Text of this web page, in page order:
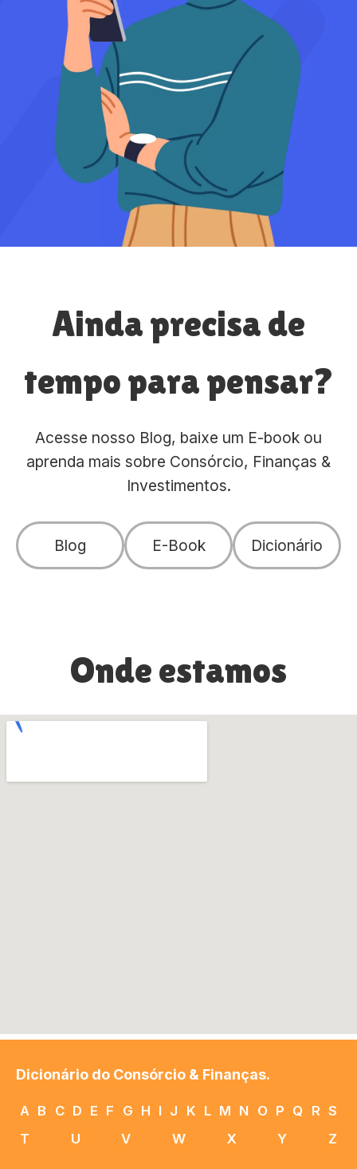
Ainda precisa de
tempo para pensar?
Acesse nosso Blog, baixe um E-book ou
aprenda mais sobre Consórcio, Finanças &
Investimentos.
Blog E-Book Dicionário
Onde estamos
Dicionário do Consórcio & Finanças.
A B C D E F G H I J K L M N O P Q R S
T
U V W X Y Z